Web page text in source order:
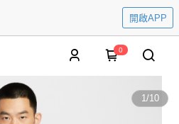
開啟APP
0
1/10